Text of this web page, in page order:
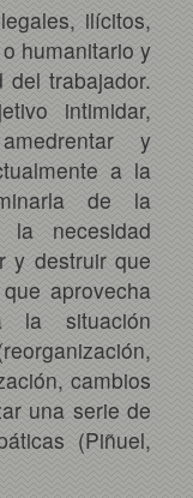
ilícitos,
humanitario y
trabajador.
intimidar,
y
a la
de la
la necesidad
y destruir que
aprovecha
la situación
cambios
una serie de
(Piñuel,